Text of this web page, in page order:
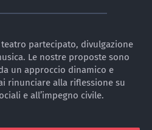
partecipato, divulgazione
Le nostre proposte sono
un approccio dinamico e
rinunciare alla riflessione su
e all’impegno civile.